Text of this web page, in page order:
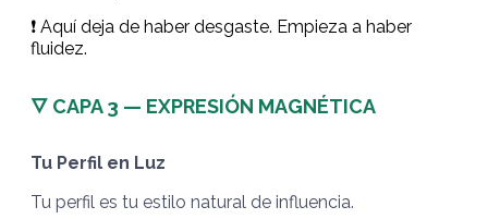
❗️ Aquí deja de haber desgaste. Empieza a haber
fluidez.
🜄 CAPA 3 — EXPRESIÓN MAGNÉTICA
Tu Perfil en Luz
Tu perfil es tu estilo natural de influencia.